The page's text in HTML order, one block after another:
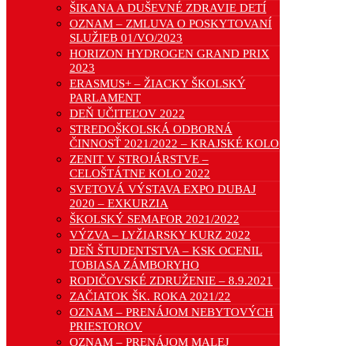
ŠIKANA A DUŠEVNÉ ZDRAVIE DETÍ
OZNAM – ZMLUVA O POSKYTOVANÍ
SLUŽIEB 01/VO/2023
HORIZON HYDROGEN GRAND PRIX
2023
ERASMUS+ – ŽIACKY ŠKOLSKÝ
PARLAMENT
DEŇ UČITEĽOV 2022
STREDOŠKOLSKÁ ODBORNÁ
ČINNOSŤ 2021/2022 – KRAJSKÉ KOLO
ZENIT V STROJÁRSTVE –
CELOŠTÁTNE KOLO 2022
SVETOVÁ VÝSTAVA EXPO DUBAJ
2020 – EXKURZIA
ŠKOLSKÝ SEMAFOR 2021/2022
VÝZVA – LYŽIARSKY KURZ 2022
DEŇ ŠTUDENTSTVA – KSK OCENIL
TOBIASA ZÁMBORYHO
RODIČOVSKÉ ZDRUŽENIE – 8.9.2021
ZAČIATOK ŠK. ROKA 2021/22
OZNAM – PRENÁJOM NEBYTOVÝCH
PRIESTOROV
OZNAM – PRENÁJOM MALEJ